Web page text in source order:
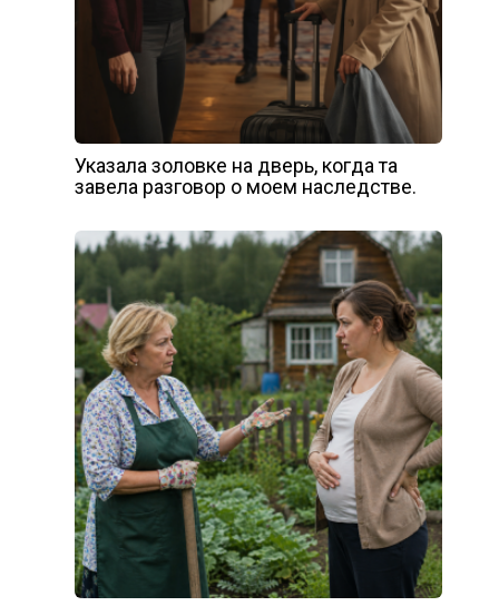
Указала золовке на дверь, когда та
завела разговор о моем наследстве.